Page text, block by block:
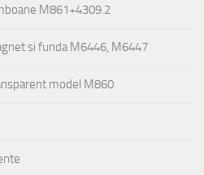
M861+4309.2
si funda M6446, M6447
model M860